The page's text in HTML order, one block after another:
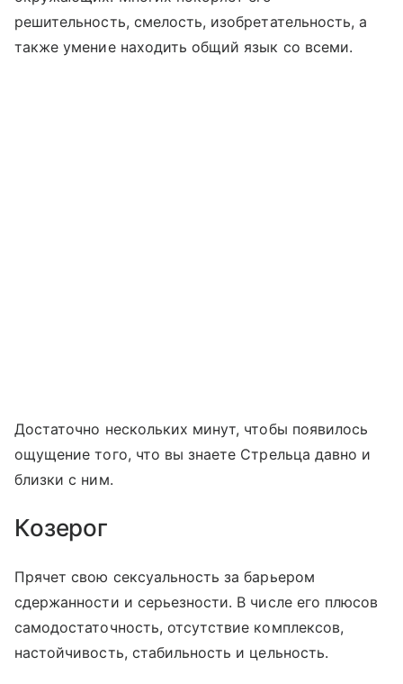
решительность, смелость, изобретательность, а
также умение находить общий язык со всеми.
Достаточно нескольких минут, чтобы появилось
ощущение того, что вы знаете Стрельца давно и
близки с ним.
Козерог
Прячет свою сексуальность за барьером
сдержанности и серьезности. В числе его плюсов
самодостаточность, отсутствие комплексов,
настойчивость, стабильность и цельность.